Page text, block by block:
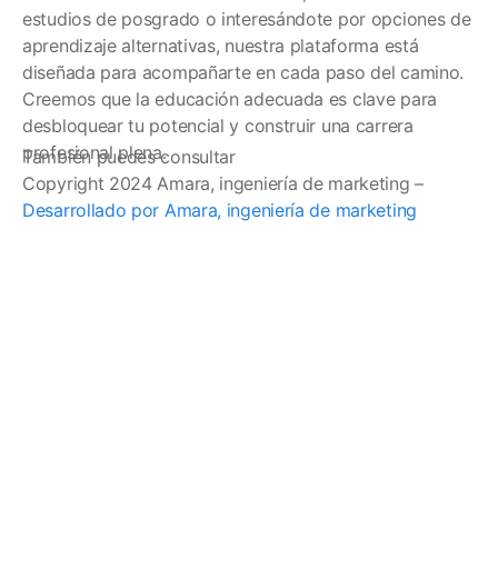
estudios de posgrado o interesándote por opciones de
aprendizaje alternativas, nuestra plataforma está
diseñada para acompañarte en cada paso del camino.
Creemos que la educación adecuada es clave para
desbloquear tu potencial y construir una carrera
profesional plena.
También puedes consultar
Copyright 2024 Amara, ingeniería de marketing –
Desarrollado por Amara, ingeniería de marketing